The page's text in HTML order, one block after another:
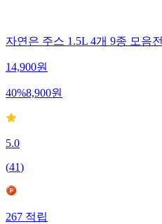
자연은 주스 1.5L 4개 9종 모음전
14,900원
40%8,900원
5.0
(41)
267 적립